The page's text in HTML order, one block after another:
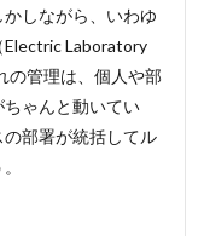
しながら、いわゆ
Laboratory
の管理は、個人や部
ゃんと動いてい
部署が統括してル